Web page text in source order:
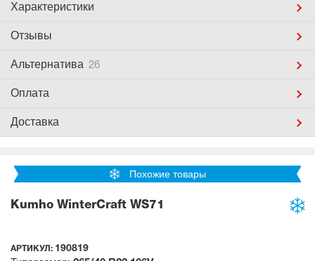
Характеристики
Отзывы
Альтернатива 26
Оплата
Доставка
Похожие товары
Kumho WinterCraft WS71
АРТИКУЛ: 190819